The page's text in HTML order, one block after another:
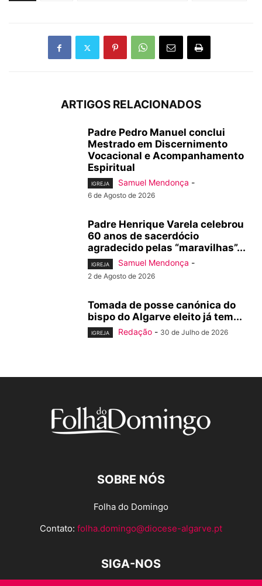
ARTIGOS RELACIONADOS
Padre Pedro Manuel conclui
Mestrado em Discernimento
Vocacional e Acompanhamento
Espiritual
IGREJA Samuel Mendonça -
6 de Agosto de 2026
Padre Henrique Varela celebrou
60 anos de sacerdócio
agradecido pelas “maravilhas”...
IGREJA Samuel Mendonça -
2 de Agosto de 2026
Tomada de posse canónica do
bispo do Algarve eleito já tem...
IGREJA Redação - 30 de Julho de 2026
SOBRE NÓS
Folha do Domingo
Contato: folha.domingo@diocese-algarve.pt
SIGA-NOS